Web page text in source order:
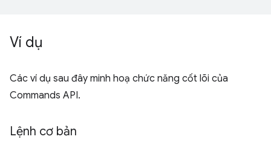
Ví dụ
Các ví dụ sau đây minh hoạ chức năng cốt lõi của
Commands API.
Lệnh cơ bản